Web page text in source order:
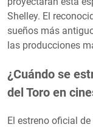
Shelley. El
sueños más
las producciones
¿Cuándo se
del Toro en
El estreno oficial de